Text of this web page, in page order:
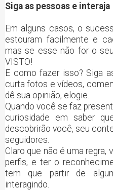
Siga as pessoas e interaja
Em alguns casos, o
estouram facilmente e
mas se esse não for o seu
VISTO!
E como fazer isso? Siga
curta fotos e vídeos,
dê sua opinião, elogie.
Quando você se faz
curiosidade em saber
descobrirão você, seu
seguidores.
Claro que não é uma
perfis, e ter o
tem que partir de
interagindo.